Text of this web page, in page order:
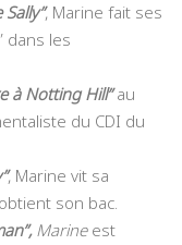
, Marine fait ses
dans les
à Notting Hill”au
du CDI du
, Marine vit sa
son bac.
Marineest